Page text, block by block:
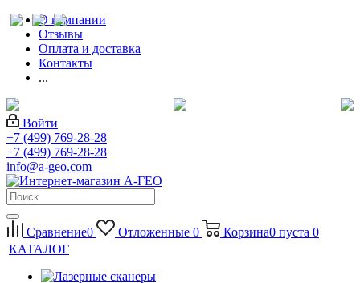
О компании
Отзывы
Оплата и доставка
Контакты
...
Войти
+7 (499) 769-28-28
+7 (499) 769-28-28
info@a-geo.com
Сравнение0 Отложенные 0 Корзина0 пуста 0
КАТАЛОГ